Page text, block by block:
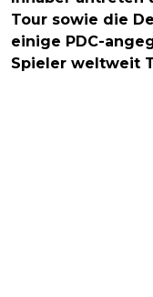
Tour sowie die
einige PDC-
Spieler weltweit